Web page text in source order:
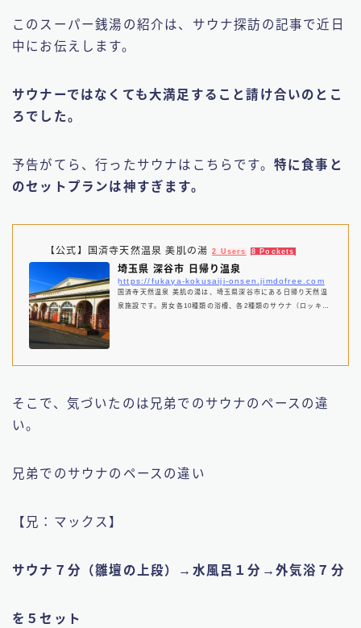
このスーパー銭湯の紹介は、サウナ探訪の記事で近日
中にお伝えします。
サウナーではなくても大満足すること請け合いのとこ
ろでした。
予告がてら、行ったサウナはこちらです。 特に食事と
のセットプランは神すぎます。
【公式】国済寺天然温泉 美肌の湯 2 Users 8 Pockets
埼玉県 深谷市 日帰り温泉
https://fukaya-kokusaiji-onsen.jimdofree.com
国済寺天然温泉 美肌の湯は、埼玉県深谷市にある日帰り天然温
泉施設です。男女各10種類の浴槽、各2種類のサウナ（ロッキー
そこで、気づいたのは兄弟でのサウナのペースの違
い。
兄弟でのサウナのペースの違い
【兄：マックス】
サウナ７分（雛壇の上段）→水風呂１分→外気浴７分
を５セット